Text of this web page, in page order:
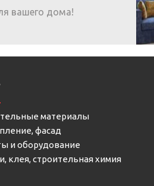
вашего дома!
материалы
фасад
и оборудование
клея, строительная химия